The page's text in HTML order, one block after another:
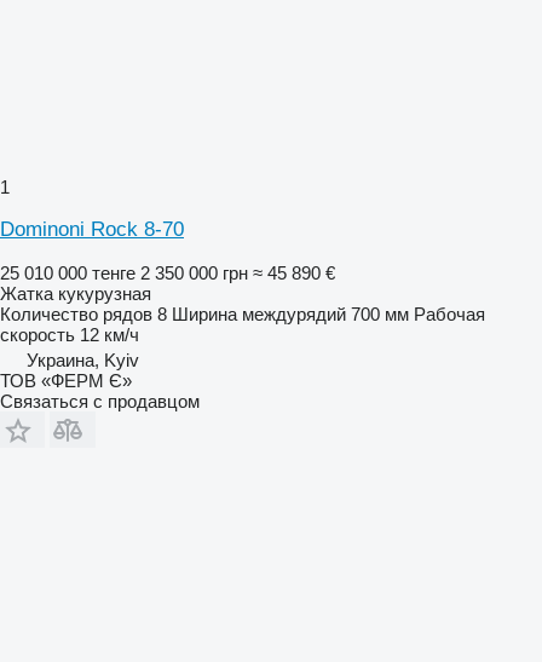
1
Dominoni Rock 8-70
25 010 000 тенге 2 350 000 грн ≈ 45 890 €
Жатка кукурузная
Количество рядов 8 Ширина междурядий 700 мм Рабочая
скорость 12 км/ч
Украина, Kyiv
ТОВ «ФЕРМ Є»
Связаться с продавцом